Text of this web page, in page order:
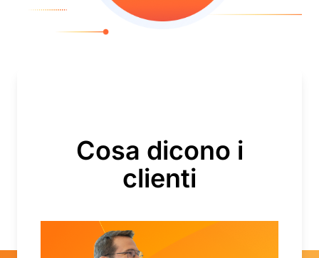
Cosa dicono i
clienti